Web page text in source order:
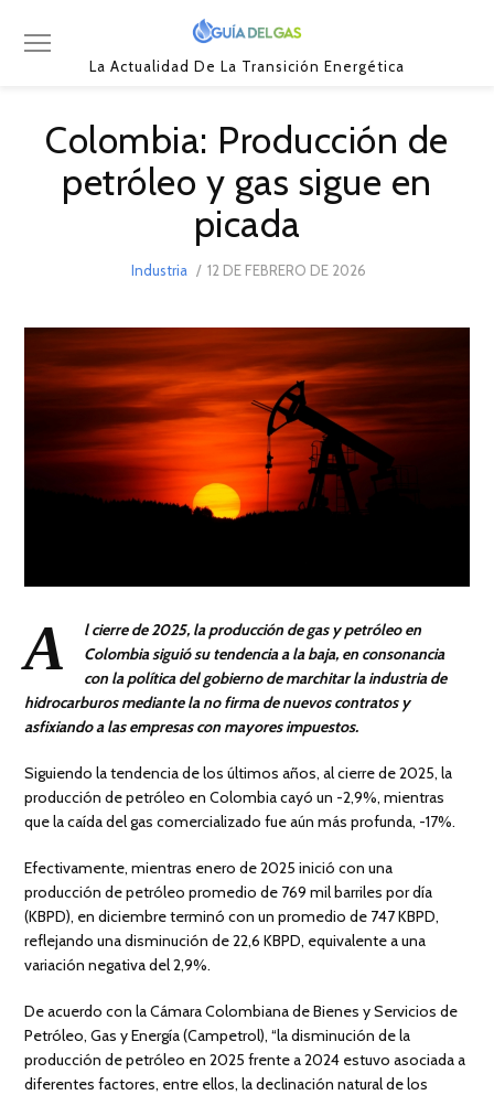
La Actualidad De La Transición Energética
Colombia: Producción de
petróleo y gas sigue en
picada
Industria
POSTED
12 DE FEBRERO DE 2026
A
l cierre de 2025, la producción de gas y petróleo en
Colombia siguió su tendencia a la baja, en consonancia
con la política del gobierno de marchitar la industria de
hidrocarburos mediante la no firma de nuevos contratos y
asfixiando a las empresas con mayores impuestos.
Siguiendo la tendencia de los últimos años, al cierre de 2025, la
producción de petróleo en Colombia cayó un -2,9%, mientras
que la caída del gas comercializado fue aún más profunda, -17%.
Efectivamente, mientras enero de 2025 inició con una
producción de petróleo promedio de 769 mil barriles por día
(KBPD), en diciembre terminó con un promedio de 747 KBPD,
reflejando una disminución de 22,6 KBPD, equivalente a una
variación negativa del 2,9%.
De acuerdo con la Cámara Colombiana de Bienes y Servicios de
Petróleo, Gas y Energía (Campetrol), “la disminución de la
producción de petróleo en 2025 frente a 2024 estuvo asociada a
diferentes factores, entre ellos, la declinación natural de los